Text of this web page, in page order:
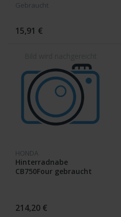
Gebraucht
15,91 €
HONDA
Hinterradnabe
CB750Four gebraucht
214,20 €